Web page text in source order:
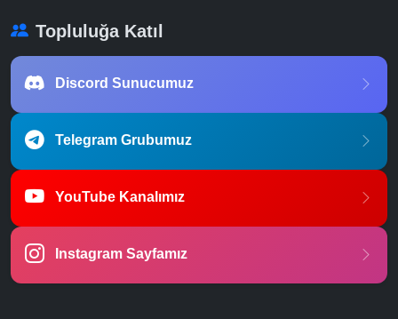
Topluluğa Katıl
Discord Sunucumuz
Telegram Grubumuz
YouTube Kanalımız
Instagram Sayfamız